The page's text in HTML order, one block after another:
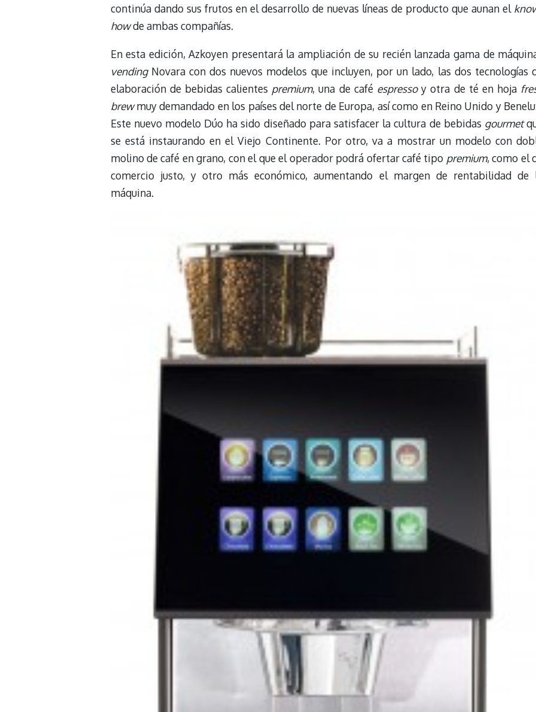
continúa dando sus frutos en el desarrollo de nuevas líneas de producto que aunan el
howde ambas compañías.
En esta edición, Azkoyen presentará la ampliación de su recién lanzada gama de
vendingNovara con dos nuevos modelos que incluyen, por un lado, las dos tecnologías
elaboración de bebidas calientes premium, una de café espressoy otra de té en hoja
brewmuy demandado en los países del norte de Europa, así como en Reino Unido y
Este nuevo modelo Dúo ha sido diseñado para satisfacer la cultura de bebidas gourmet
se está instaurando en el Viejo Continente. Por otro, va a mostrar un modelo con
molino de café en grano, con el que el operador podrá ofertar café tipo premium, como el
comercio justo, y otro más económico, aumentando el margen de rentabilidad de
máquina.